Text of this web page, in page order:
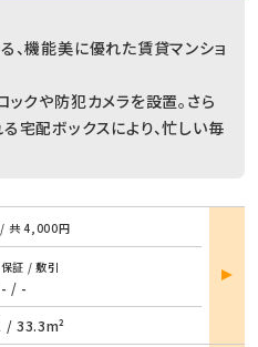
、機能美に優れた賃貸マンショ
クや防犯カメラを設置。さら
宅配ボックスにより、忙しい毎
/ 共4,000円
証 / 敷引
- / -
/ 33.3m²
部屋
詳細